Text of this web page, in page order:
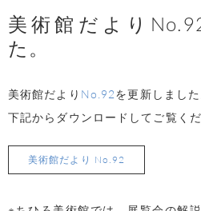
美術館だより
た。
美術館だより No.92を更新しました
下記からダウンロードしてご覧くだ
美術館だより No.92